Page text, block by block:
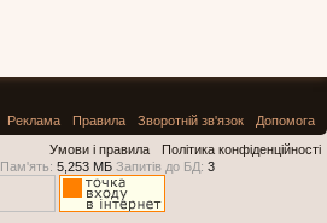
Реклама Правила Зворотній зв'язок
Допомога
Умови і правила
Політика конфіденційності
Пам'ять: 5,253 МБ Запитів до БД: 3